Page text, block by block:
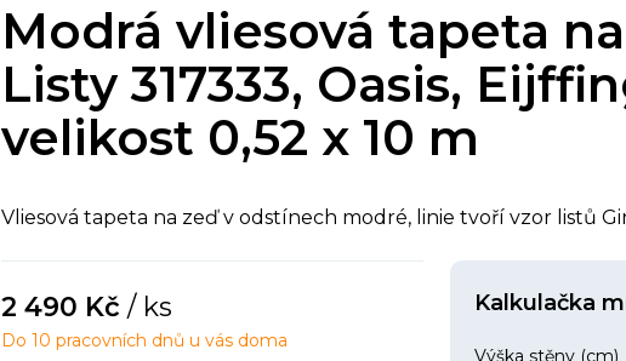
Modrá vliesová tapeta
Listy 317333, Oasis,
velikost 0,52 x 10 m
Vliesová tapeta na zeď v odstínech modré, linie tvoří vzor listů
2 490 Kč/ ks
Do 10 pracovních dnů u vás doma
Kalkulačka